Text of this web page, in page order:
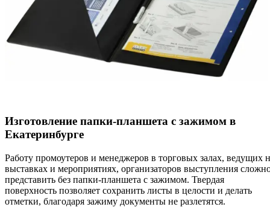
Изготовление папки-планшета с зажимом в
Екатеринбурге
Работу промоутеров и менеджеров в торговых залах, ведущих
выставках и мероприятиях, организаторов выступления
представить без папки-планшета с зажимом. Твердая
поверхность позволяет сохранить листы в целости и делать
отметки, благодаря зажиму документы не разлетятся.